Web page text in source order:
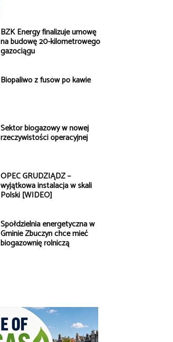
BZK Energy finalizuje umowę
na budowę 20-kilometrowego
gazociągu
Biopaliwo z fusów po kawie
Sektor biogazowy w nowej
rzeczywistości operacyjnej
OPEC GRUDZIĄDZ –
wyjątkowa instalacja w skali
Polski [WIDEO]
Spółdzielnia energetyczna w
Gminie Zbuczyn chce mieć
biogazownię rolniczą